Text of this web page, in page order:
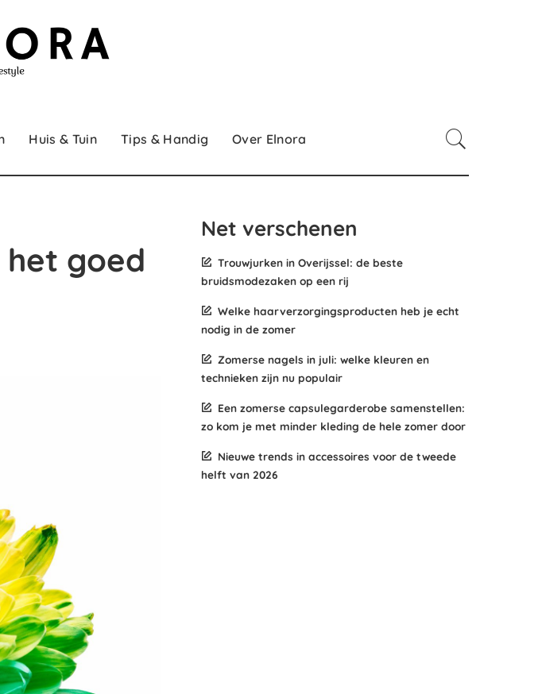
Huis & Tuin Tips & Handig Over Elnora
goed
Net verschenen
Trouwjurken in Overijssel: de beste
bruidsmodezaken op een rij
Welke haarverzorgingsproducten heb je echt
nodig in de zomer
Zomerse nagels in juli: welke kleuren en
technieken zijn nu populair
Een zomerse capsulegarderobe samenstellen:
zo kom je met minder kleding de hele zomer door
Nieuwe trends in accessoires voor de tweede
helft van 2026